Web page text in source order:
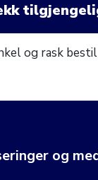
og rask
og